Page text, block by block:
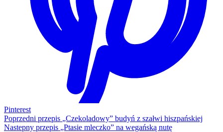
Pinterest
Poprzedni przepis „Czekoladowy” budyń z szałwi hiszpańskiej
Nastepny przepis „Ptasie mleczko” na wegańską nutę